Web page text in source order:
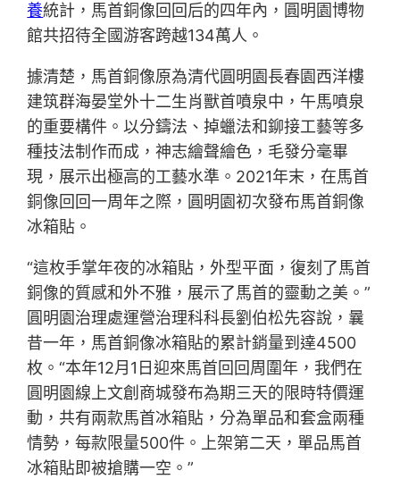
養統計，馬首銅像回回后的四年內，圓明園博物
館共招待全國游客跨越134萬人。
據清楚，馬首銅像原為清代圓明園長春園西洋樓
建筑群海晏堂外十二生肖獸首噴泉中，午馬噴泉
的重要構件。以分鑄法、掉蠟法和鉚接工藝等多
種技法制作而成，神志繪聲繪色，毛發分毫畢
現，展示出極高的工藝水準。2021年末，在馬首
銅像回回一周年之際，圓明園初次發布馬首銅像
冰箱貼。
“這枚手掌年夜的冰箱貼，外型平面，復刻了馬首
銅像的質感和外不雅，展示了馬首的靈動之美。”
圓明園治理處運營治理科科長劉伯松先容說，曩
昔一年，馬首銅像冰箱貼的累計銷量到達4500
枚。“本年12月1日迎來馬首回回周圍年，我們在
圓明園線上文創商城發布為期三天的限時特價運
動，共有兩款馬首冰箱貼，分為單品和套盒兩種
情勢，每款限量500件。上架第二天，單品馬首
冰箱貼即被搶購一空。”